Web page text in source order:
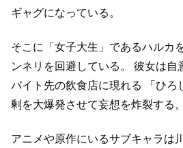
ギャグになっている。
そこに「女子大生」であるハルカ
ンネリを回避している。
彼女は自
バイト先の飲食店に現れる
「ひろ
剰を大爆発させて妄想を炸裂する。
アニメや原作にいるサブキャラは